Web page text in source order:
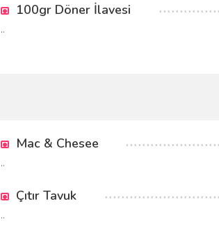
100gr Döner İlavesi
..
Mac & Chesee
..
Çıtır Tavuk
..